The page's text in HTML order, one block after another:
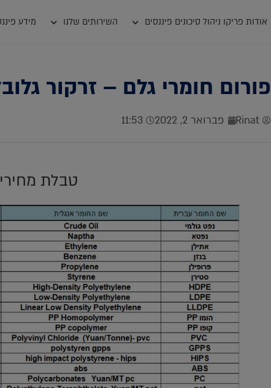
אודות פריקו ניהול סיכונים פיננסים השירותים שלנו מידע
פורום חומרי גלם – זרקור
Rinat פברואר 2, 2022 11:53
טבלת